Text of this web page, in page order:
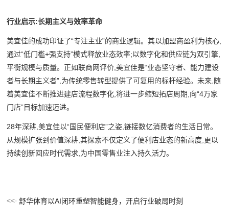
行业启示:长期主义与效率革命
美宜佳的成功印证了“专注主业”的商业逻辑。其以加盟商盈利为核心,
通过“低门槛+强支持”模式释放业态效率;以数字化和供应链为双引擎,
平衡规模与质量。正如联商网评价,美宜佳是“业态坚守者、能力建设
者与长期主义者”,为传统零售转型提供了可复用的标杆经验。未来,随
着美宜佳不断推进建店流程数字化,将进一步缩短拓店周期,向“4万家
门店”目标加速迈进。
28年深耕,美宜佳以“国民便利店”之姿,链接数亿消费者的生活日常。
从规模扩张到价值深耕,其探索不仅定义了便利店业态的新高度,更以
持续创新回应时代需求,为中国零售业注入持久活力。
舒华体育以AI闭环重塑智能健身，开启行业破局时刻